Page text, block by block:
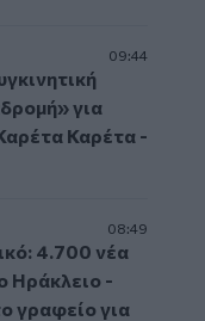
09:44
για
Καρέτα -
08:49
4.700 νέα
Ηράκλειο -
γραφείο για